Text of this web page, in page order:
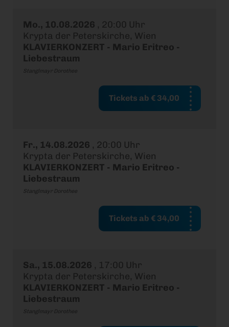
Mo., 10.08.2026 , 20:00 Uhr
Krypta der Peterskirche, Wien
KLAVIERKONZERT - Mario Eritreo -
Liebestraum
Stanglmayr Dorothee
Tickets ab € 34,00
Fr., 14.08.2026 , 20:00 Uhr
Krypta der Peterskirche, Wien
KLAVIERKONZERT - Mario Eritreo -
Liebestraum
Stanglmayr Dorothee
Tickets ab € 34,00
Sa., 15.08.2026 , 17:00 Uhr
Krypta der Peterskirche, Wien
KLAVIERKONZERT - Mario Eritreo -
Liebestraum
Stanglmayr Dorothee